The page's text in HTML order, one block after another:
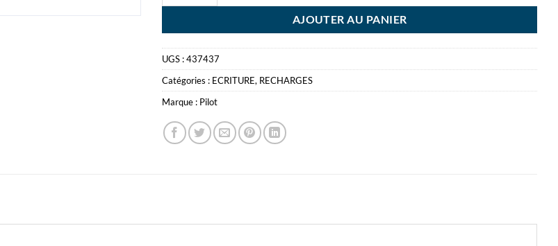
AJOUTER AU PANIER
UGS :437437
Catégories : ECRITURE, RECHARGES
Marque : Pilot